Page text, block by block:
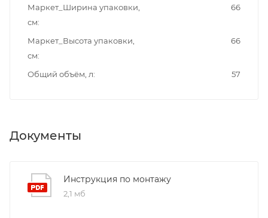
Маркет_Ширина упаковки,
см
66
Маркет_Высота упаковки,
см
66
Общий объём, л 57
Документы
Инструкция по монтажу
2,1 мб